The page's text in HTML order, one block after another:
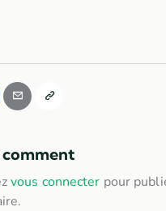
comment
vous connecter pour